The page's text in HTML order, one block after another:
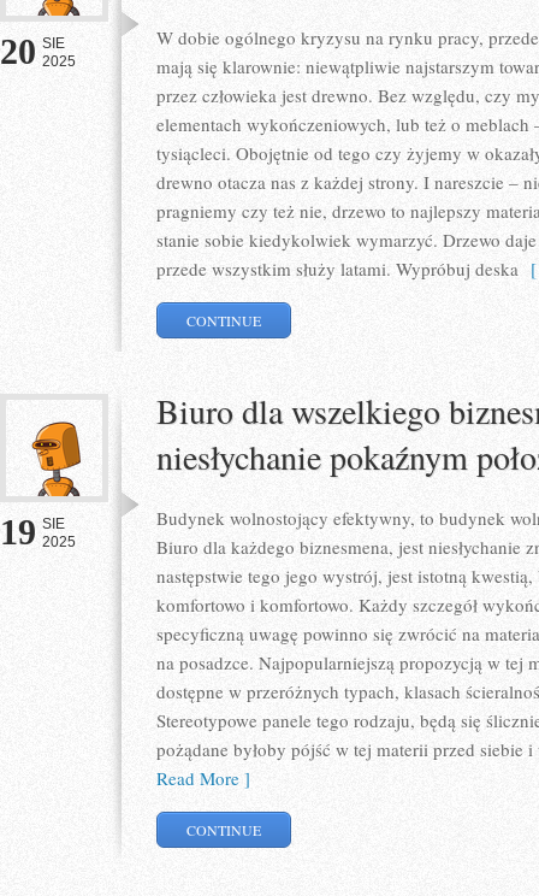
20 SIE
2025
W dobie ogólnego kryzysu na rynku pracy,
mają się klarownie: niewątpliwie najstarszym
przez człowieka jest drewno. Bez względu, czy
elementach wykończeniowych, lub też o meblach
tysiącleci. Obojętnie od tego czy żyjemy w
drewno otacza nas z każdej strony. I nareszcie –
pragniemy czy też nie, drzewo to najlepszy
stanie sobie kiedykolwiek wymarzyć. Drzewo
przede wszystkim służy latami. Wypróbuj deska
CONTINUE
19 SIE
2025
Biuro dla wszelkiego
niesłychanie pokaźnym
Budynek wolnostojący efektywny, to budynek
Biuro dla każdego biznesmena, jest niesłychanie
następstwie tego jego wystrój, jest istotną
komfortowo i komfortowo. Każdy szczegół
specyficzną uwagę powinno się zwrócić na
na posadzce. Najpopularniejszą propozycją w tej
dostępne w przeróżnych typach, klasach
Stereotypowe panele tego rodzaju, będą się
pożądane byłoby pójść w tej materii przed siebie
Read More ]
CONTINUE